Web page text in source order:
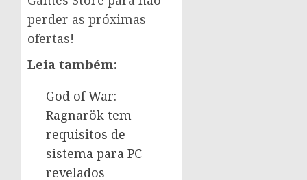
perder as próximas
ofertas!
Leia também:
God of War:
Ragnarök tem
requisitos de
sistema para PC
revelados